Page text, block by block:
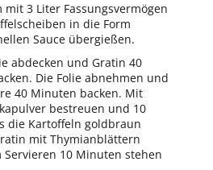
mit 3 Liter Fassungsvermögen
in die Form
Sauce übergießen.
abdecken und Gratin 40
Die Folie abnehmen und
40 Minuten backen. Mit
bestreuen und 10
die Kartoffeln goldbraun
mit Thymianblättern
Servieren 10 Minuten stehen